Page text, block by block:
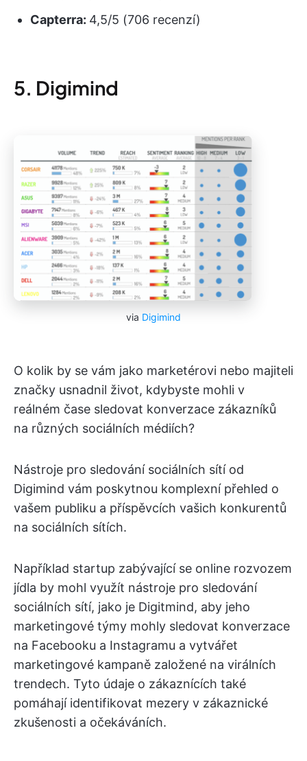
Capterra: 4,5/5 (706 recenzí)
5. Digimind
via Digimind
O kolik by se vám jako marketérovi nebo majiteli
značky usnadnil život, kdybyste mohli v
reálném čase sledovat konverzace zákazníků
na různých sociálních médiích?
Nástroje pro sledování sociálních sítí od
Digimind vám poskytnou komplexní přehled o
vašem publiku a příspěvcích vašich konkurentů
na sociálních sítích.
Například startup zabývající se online rozvozem
jídla by mohl využít nástroje pro sledování
sociálních sítí, jako je Digitmind, aby jeho
marketingové týmy mohly sledovat konverzace
na Facebooku a Instagramu a vytvářet
marketingové kampaně založené na virálních
trendech. Tyto údaje o zákaznících také
pomáhají identifikovat mezery v zákaznické
zkušenosti a očekáváních.